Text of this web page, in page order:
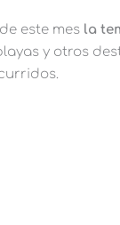
este mes la
y otros